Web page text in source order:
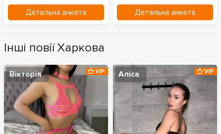
Детальна анкета Детальна анкета
Інші повії Харкова
Вікторія VIP Аліса VIP